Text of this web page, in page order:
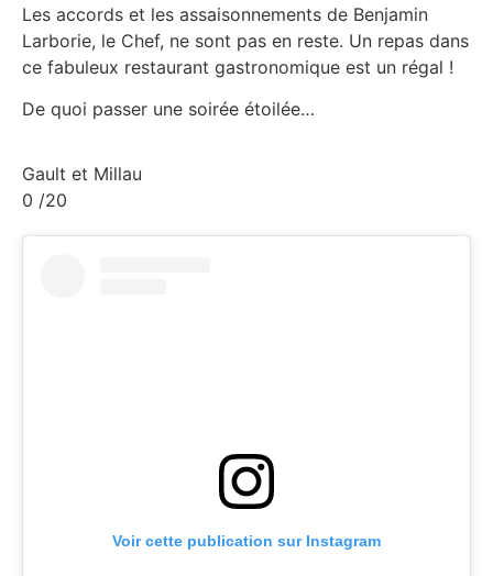
Voir cette publication sur Instagram
Les accords et les assaisonnements de Benjamin
Larborie, le Chef, ne sont pas en reste. Un repas dans
ce fabuleux restaurant gastronomique est un régal !
De quoi passer une soirée étoilée…
Gault et Millau
0 /20